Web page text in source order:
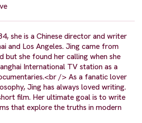
she is a Chinese director and writer
and Los Angeles. Jing came from
but she found her calling when she
International TV station as a
/> As a fanatic lover
Jing has always loved writing.
film. Her ultimate goal is to write
that explore the truths in modern